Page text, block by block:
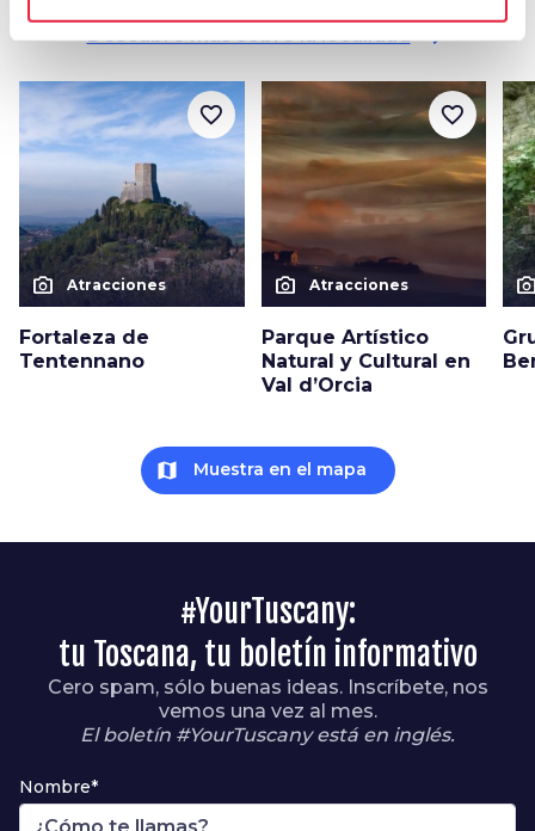
arrow_forward
photo_camera Atracciones
Fortaleza de
Tentennano
favorite_border
photo_camera Atracciones
Parque Artístico
Natural y Cultural en
Val d’Orcia
favorite_border
map Muestra en el mapa
#YourTuscany:
tu Toscana, tu boletín informativo
Cero spam, sólo buenas ideas. Inscríbete, nos
vemos una vez al mes.
El boletín #YourTuscany está en inglés.
Nombre*